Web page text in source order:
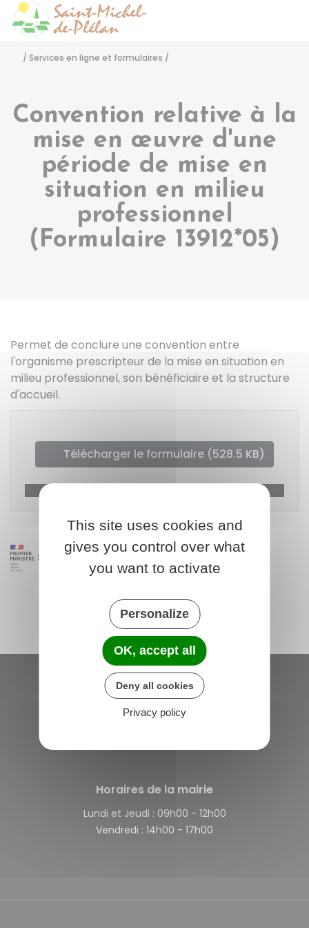
/ Services en ligne et formulaires /
Convention relative à la
mise en œuvre d'une
période de mise en
situation en milieu
professionnel
(Formulaire 13912*05)
Permet de conclure une convention entre
l'organisme prescripteur de la mise en situation en
milieu professionnel, son bénéficiaire et la structure
d'accueil.
Télécharger le formulaire (528.5 KB)
Saint-Michel-de-Plélan
4 rue des Terre Neuvas
Horaires de la mairie
Lundi et Jeudi : 09h00 - 12h00
Vendredi : 14h00 - 17h00
This site uses cookies and
gives you control over what
you want to activate
Personalize
OK, accept all
Deny all cookies
Privacy policy